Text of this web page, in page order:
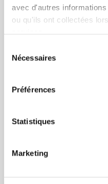
avec d'autres
ou qu'ils ont collectées
services.
Nécessaires
Préférences
Statistiques
Marketing
Dimensions
001002970533005 +8